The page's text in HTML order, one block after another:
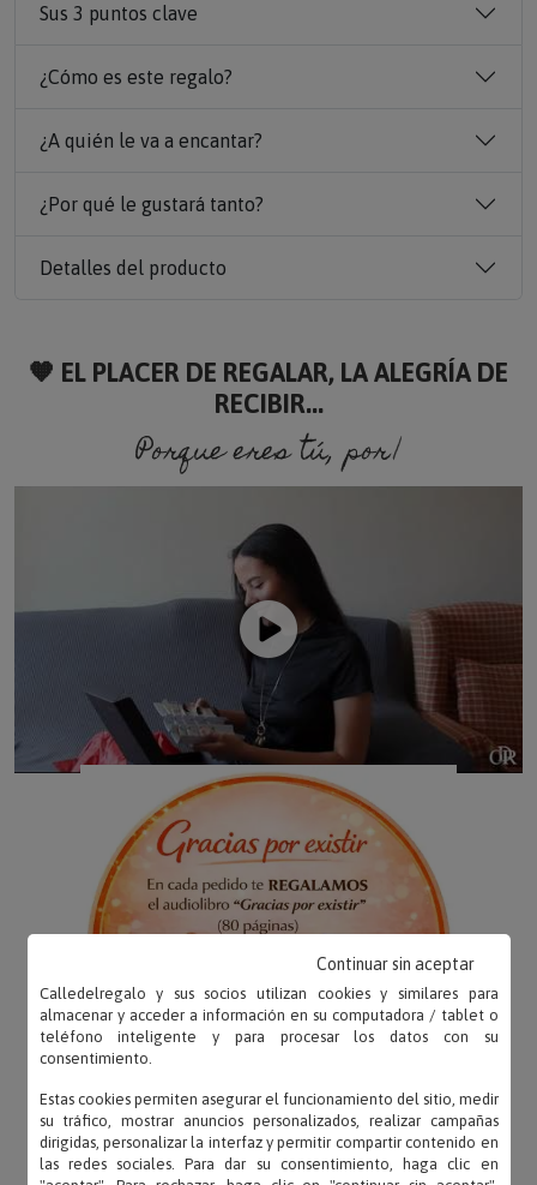
Sus 3 puntos clave
¿Cómo es este regalo?
¿A quién le va a encantar?
¿Por qué le gustará tanto?
Detalles del producto
🧡 EL PLACER DE REGALAR, LA ALEGRÍA DE
RECIBIR...
Porque eres tú, porque soy
Calledelregalo y sus socios utilizan cookies y similares para
almacenar y acceder a información en su computadora / tablet o
teléfono inteligente y para procesar los datos con su
consentimiento.
Estas cookies permiten asegurar el funcionamiento del sitio, medir
su tráfico, mostrar anuncios personalizados, realizar campañas
dirigidas, personalizar la interfaz y permitir compartir contenido en
las redes sociales. Para dar su consentimiento, haga clic en
Continuar sin aceptar